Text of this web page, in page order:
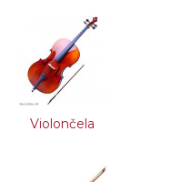
Violončela